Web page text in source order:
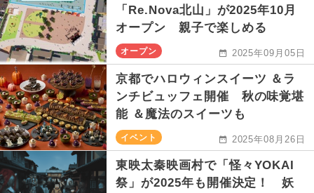
「Re.Nova北山」が2025年10月
オープン 親子で楽しめる
オープン 2025年09月05日
京都でハロウィンスイーツ ＆ラ
ンチビュッフェ開催 秋の味覚堪
能 ＆魔法のスイーツも
イベント 2025年08月26日
東映太秦映画村で「怪々YOKAI
祭」が2025年も開催決定！ 妖